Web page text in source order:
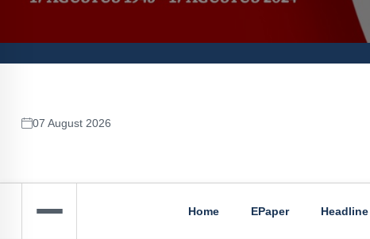
07 August 2026
Home EPaper Headline